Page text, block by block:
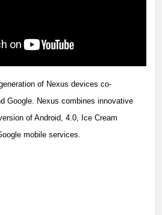
of Nexus devices co-
Google. Nexus combines innovative
of Android, 4.0, Ice Cream
mobile services.